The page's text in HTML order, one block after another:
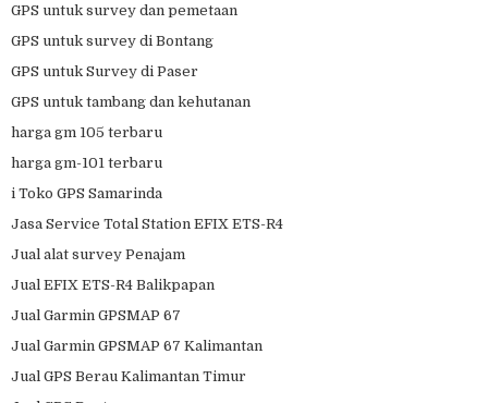
GPS untuk survey dan pemetaan
GPS untuk survey di Bontang
GPS untuk Survey di Paser
GPS untuk tambang dan kehutanan
harga gm 105 terbaru
harga gm-101 terbaru
i Toko GPS Samarinda
Jasa Service Total Station EFIX ETS-R4
Jual alat survey Penajam
Jual EFIX ETS-R4 Balikpapan
Jual Garmin GPSMAP 67
Jual Garmin GPSMAP 67 Kalimantan
Jual GPS Berau Kalimantan Timur